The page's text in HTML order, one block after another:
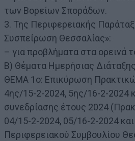
των Βορείων Σποράδων.
3. Της Περιφερειακής
Συσπείρωση Θεσσαλίας»:
– για προβλήματα στα ορεινά
Β) Θέματα Ημερήσιας
ΘΕΜΑ 1ο: Επικύρωση
4ης/15-2-2024, 5ης/16-2-2024
συνεδρίασης έτους 2024
04/15-2-2024, 05/16-2-2024
Περιφερειακού Συμβουλίου